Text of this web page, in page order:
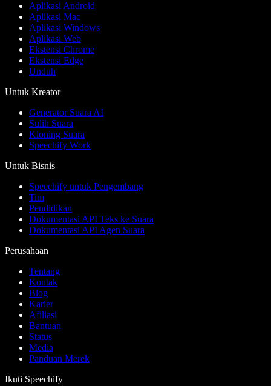
Aplikasi Android
Aplikasi Mac
Aplikasi Windows
Aplikasi Web
Ekstensi Chrome
Ekstensi Edge
Unduh
Untuk Kreator
Generator Suara AI
Sulih Suara
Kloning Suara
Speechify Work
Untuk Bisnis
Speechify untuk Pengembang
Tim
Pendidikan
Dokumentasi API Teks ke Suara
Dokumentasi API Agen Suara
Perusahaan
Tentang
Kontak
Blog
Karier
Afiliasi
Bantuan
Status
Media
Panduan Merek
Ikuti Speechify